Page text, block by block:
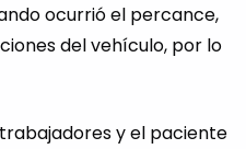
ocurrió el percance,
del vehículo, por lo
y el paciente